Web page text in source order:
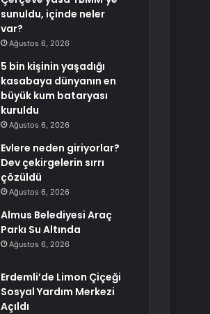
sunuldu, içinde neler
var?
Ağustos 6, 2026
5 bin kişinin yaşadığı
kasabaya dünyanın en
büyük kum bataryası
kuruldu
Ağustos 6, 2026
Evlere neden giriyorlar?
Dev çekirgelerin sırrı
çözüldü
Ağustos 6, 2026
Almus Belediyesi Araç
Parkı Su Altında
Ağustos 6, 2026
Erdemli’de Limon Çiçeği
Sosyal Yardım Merkezi
Açıldı